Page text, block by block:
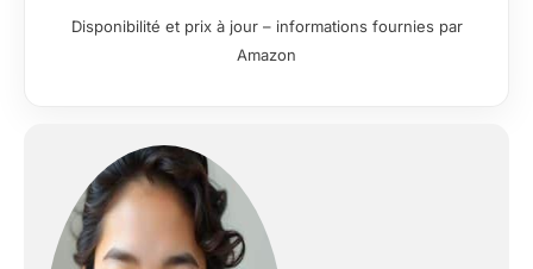
mise au point avec
des dermatologues.
Lumea Advanced IPL
(SC1997/00) et
Philips Visa Pure Mini
Disponibilité et prix à jour – informations fournies par
Amazon